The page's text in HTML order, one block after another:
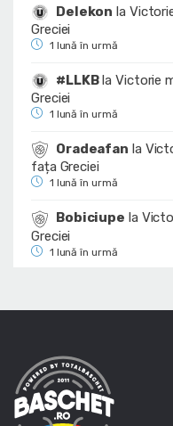
Delekon la
Greciei
1 lună în urmă
#LLKBlaVictorie
Greciei
1 lună în urmă
Oradeafan la
fața Greciei
1 lună în urmă
Bobiciupe la
Greciei
1 lună în urmă